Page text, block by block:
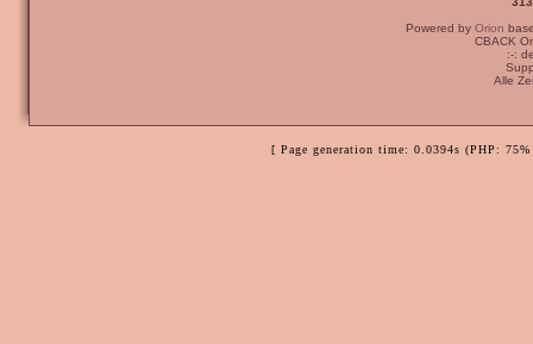
Powered by Orion
CBACK
:-:
Alle
[ Page generation time: 0.0394s (PHP: